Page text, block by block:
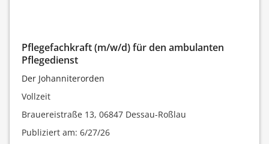
Pflegefachkraft (m/w/d) für den ambulanten
Pflegedienst
Der Johanniterorden
Vollzeit
Brauereistraße 13, 06847 Dessau-Roßlau
Publiziert am: 6/27/26